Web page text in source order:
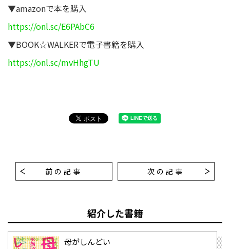
▼amazonで本を購入
https://onl.sc/E6PAbC6
▼BOOK☆WALKERで電子書籍を購入
https://onl.sc/mvHhgTU
前の記事 次の記事
紹介した書籍
母がしんどい